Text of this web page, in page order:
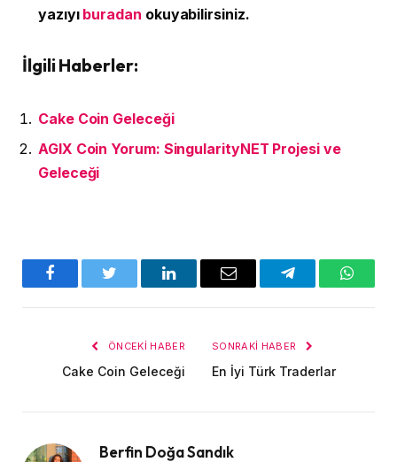
yazıyı buradan okuyabilirsiniz.
İlgili Haberler:
Cake Coin Geleceği
AGIX Coin Yorum: SingularityNET Projesi ve
Geleceği
FacebookTwitter LinkedInE-
Telegram
ÖNCEKI HABER
Cake Coin Geleceği
SONRAKI HABER
En İyi Türk Traderlar
Berfin Doğa Sandık